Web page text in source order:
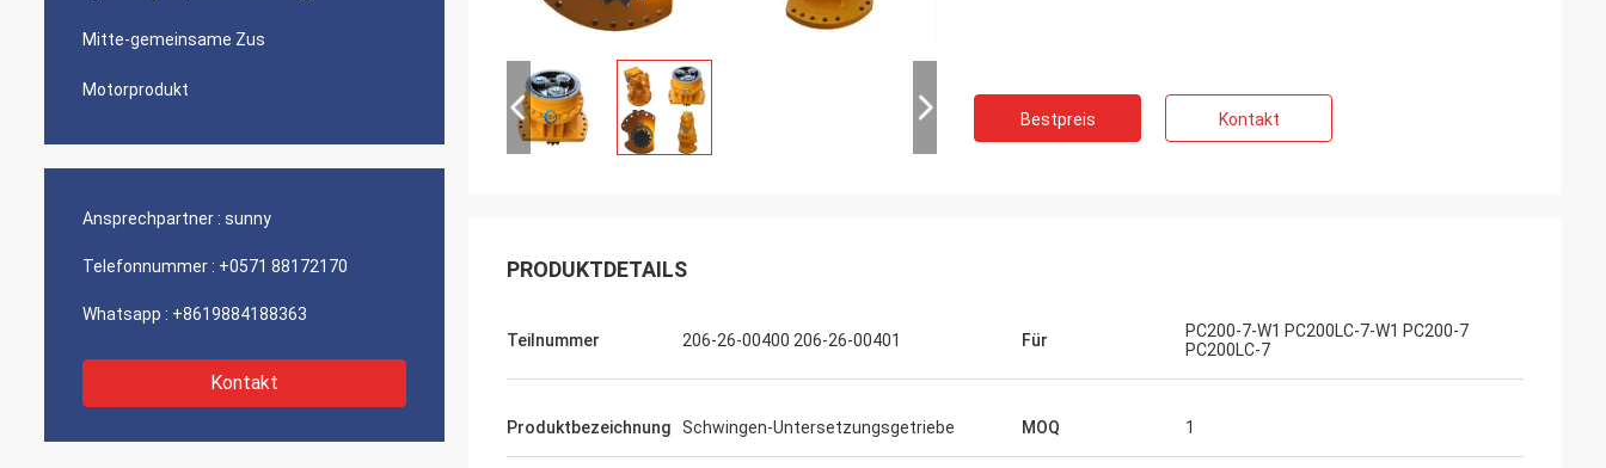
Mitte-gemeinsame Zus
Motorprodukt
Ansprechpartner : sunny
Telefonnummer : +0571 88172170
Whatsapp : +8619884188363
Kontakt
Bestpreis Kontakt
PRODUKTDETAILS
Teilnummer 206-26-00400 206-26-00401 Für
PC200-7-W1 PC200LC-7-W1 PC200-7
PC200LC-7
Produktbezeichnung Schwingen-Untersetzungsgetriebe MOQ 1